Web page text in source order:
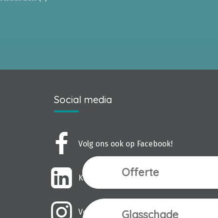
Social media
Volg ons ook op Facebook!
Kijk ook eens op LinkedIn!
Volg ons ook op Instagram!
Offerte
Glasschade